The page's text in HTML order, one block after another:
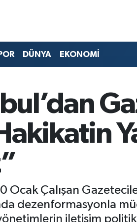
DÜNYA EKONOMİ
Ocak Çalışan
dezenformasyonla
iletişim